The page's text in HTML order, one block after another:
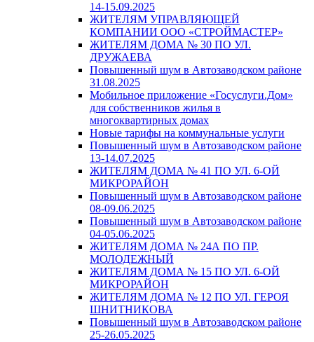
14-15.09.2025
ЖИТЕЛЯМ УПРАВЛЯЮЩЕЙ
КОМПАНИИ ООО «СТРОЙМАСТЕР»
ЖИТЕЛЯМ ДОМА № 30 ПО УЛ.
ДРУЖАЕВА
Повышенный шум в Автозаводском районе
31.08.2025
Мобильное приложение «Госуслуги.Дом»
для собственников жилья в
многоквартирных домах
Новые тарифы на коммунальные услуги
Повышенный шум в Автозаводском районе
13-14.07.2025
ЖИТЕЛЯМ ДОМА № 41 ПО УЛ. 6-ОЙ
МИКРОРАЙОН
Повышенный шум в Автозаводском районе
08-09.06.2025
Повышенный шум в Автозаводском районе
04-05.06.2025
ЖИТЕЛЯМ ДОМА № 24А ПО ПР.
МОЛОДЕЖНЫЙ
ЖИТЕЛЯМ ДОМА № 15 ПО УЛ. 6-ОЙ
МИКРОРАЙОН
ЖИТЕЛЯМ ДОМА № 12 ПО УЛ. ГЕРОЯ
ШНИТНИКОВА
Повышенный шум в Автозаводском районе
25-26.05.2025